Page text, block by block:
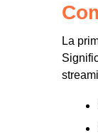
La